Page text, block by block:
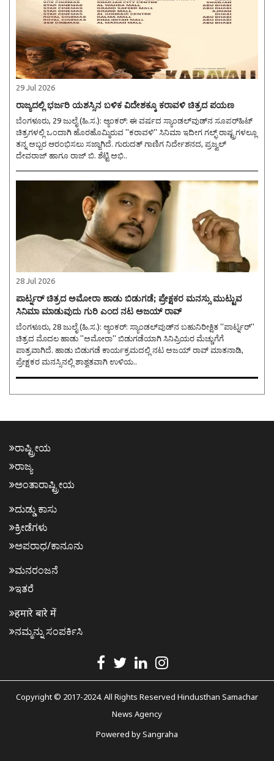
29 Jul 2026
ರಾಜ್ಯದಲ್ಲಿ ಭರ್ಜರಿ ಯಶಸ್ಸಿನ ಬಳಿಕ ವಿದೇಶಕ್ಕೂ ಕರಾವಳಿ ಚಿತ್ರದ ಪಯಣ
ಬೆಂಗಳೂರು, 29 ಜುಲೈ (ಹಿ.ಸ.): ಆ್ಯಂಕರ್: ಈ ವರ್ಷದ ಸ್ಯಾಂಡಲ್‌ವುಡ್‌ನ ಸೂಪರ್‌ಹಿಟ್
ಚಿತ್ರಗಳಲ್ಲಿ ಒಂದಾಗಿ ಹೊರಹೊಮ್ಮಿರುವ ''ಕರಾವಳಿ'' ಸಿನಿಮಾ ಇದೀಗ ಗಲ್ಫ್‌ ರಾಷ್ಟ್ರಗಳಲ್ಲೂ
ತನ್ನ ಅಬ್ಬರ ಆರಂಭಿಸಲು ಸಜ್ಜಾಗಿದೆ. ಗುರುದತ್ ಗಾಣಿಗ ನಿರ್ದೇಶನದ, ಪ್ರಜ್ವಲ್
ದೇವರಾಜ್ ಹಾಗೂ ರಾಜ್ ಬಿ. ಶೆಟ್ಟಿ ಅಭಿ..
28 Jul 2026
ಪಾರ್ಟ್ನರ್ ಚಿತ್ರದ ಅಮೋರಾ ಹಾಡು ಬಿಡುಗಡೆ; ಪ್ರೇಕ್ಷಕರ ಮನಸ್ಸು ಮುಟ್ಟುವ
ಸಿನಿಮಾ ಮಾಡುವುದು ಗುರಿ ಎಂದ ನಟ ಅಜಯ್ ರಾವ್
ಬೆಂಗಳೂರು, 28 ಜುಲೈ (ಹಿ.ಸ.): ಆ್ಯಂಕರ್: ಸ್ಯಾಂಡಲ್‌ವುಡ್‌ನ ಬಹುನಿರೀಕ್ಷಿತ ''ಪಾರ್ಟ್ನರ್''
ಚಿತ್ರದ ಮೊದಲ ಹಾಡು ''ಅಮೋರಾ'' ಬಿಡುಗಡೆಯಾಗಿ ಸಿನಿಪ್ರಿಯರ ಮೆಚ್ಚುಗೆಗೆ
ಪಾತ್ರವಾಗಿದೆ. ಹಾಡು ಬಿಡುಗಡೆ ಕಾರ್ಯಕ್ರಮದಲ್ಲಿ ನಟ ಅಜಯ್ ರಾವ್ ಮಾತನಾಡಿ,
ಪ್ರೇಕ್ಷಕರ ಮನಸ್ಸಿನಲ್ಲಿ ಶಾಶ್ವತವಾಗಿ ಉಳಿಯ..
ರಾಷ್ಟ್ರೀಯ
ರಾಜ್ಯ
ಅಂತಾರಾಷ್ಟ್ರೀಯ
ದುಡ್ಡು ಕಾಸು
ಕ್ರೀಡೆಗಳು
ಅಪರಾಧ/ಕಾನೂನು
ಮನರಂಜನೆ
ಇತರೆ
हमारे बारे में
ನಮ್ಮನ್ನು ಸಂಪರ್ಕಿಸಿ
Copyright © 2017-2024. All Rights Reserved Hindusthan Samachar
News Agency
Powered bySangraha